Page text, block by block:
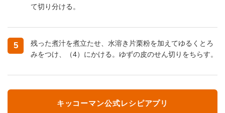
て切り分ける。
5
残った煮汁を煮立たせ、水溶き片栗粉を加えてゆるくとろ
みをつけ、（4）にかける。ゆずの皮のせん切りをちらす。
キッコーマン公式レシピアプリ